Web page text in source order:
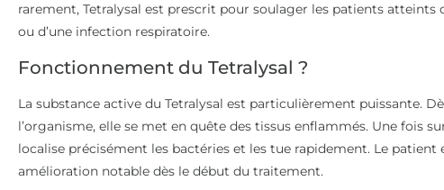
rarement, Tetralysal est prescrit pour soulager les patients atteints
ou d’une infection respiratoire.
Fonctionnement du Tetralysal ?
La substance active du Tetralysal est particulièrement puissante.
l’organisme, elle se met en quête des tissus enflammés. Une fois
localise précisément les bactéries et les tue rapidement. Le patient
amélioration notable dès le début du traitement.